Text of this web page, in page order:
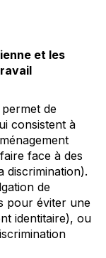
et les
de
consistent à
face à des
discrimination).
de
pour éviter une
identitaire), ou